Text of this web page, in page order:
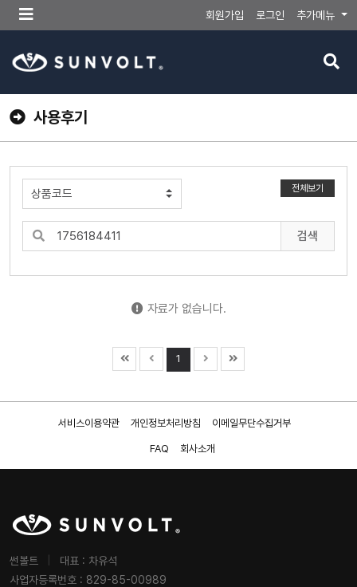
메
뉴
튼
회원가입 로그인 추가메뉴
검
버
사용후기
전체보기
검색
자료가 없습니다.
1
서비스이용약관 개인정보처리방침 이메일무단수집거부
FAQ 회사소개
썬볼트
대표 : 차유석
사업자등록번호 : 829-85-00989